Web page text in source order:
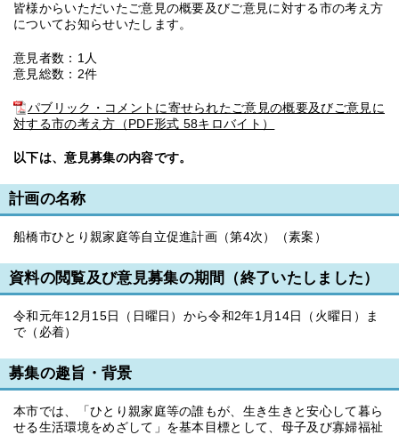
皆様からいただいたご意見の概要及びご意見に対する市の考え方
についてお知らせいたします。
意見者数：1人
意見総数：2件
パブリック・コメントに寄せられたご意見の概要及びご意見に
対する市の考え方（PDF形式 58キロバイト）
以下は、意見募集の内容です。
計画の名称
船橋市ひとり親家庭等自立促進計画（第4次）（素案）
資料の閲覧及び意見募集の期間（終了いたしました）
令和元年12月15日（日曜日）から令和2年1月14日（火曜日）ま
で（必着）
募集の趣旨・背景
本市では、「ひとり親家庭等の誰もが、生き生きと安心して暮ら
せる生活環境をめざして」を基本目標として、母子及び寡婦福祉